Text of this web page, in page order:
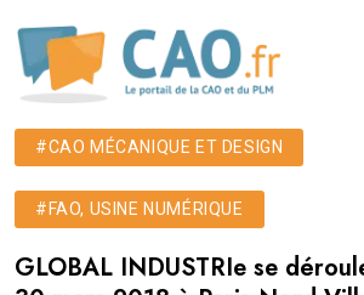
#CAO MÉCANIQUE ET DESIGN
#FAO, USINE NUMÉRIQUE
GLOBAL INDUSTRIe se